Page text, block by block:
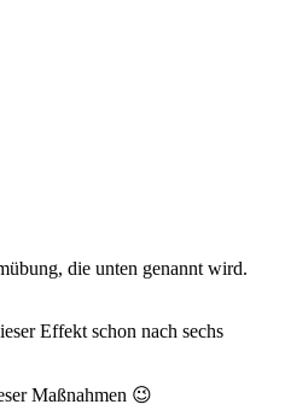
die unten genannt wird.
Effekt schon nach sechs
Maßnahmen 😉